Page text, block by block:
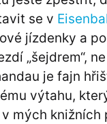
se v
jízdenky a
„šejdrem“,
je fajn
výtahu,
mých